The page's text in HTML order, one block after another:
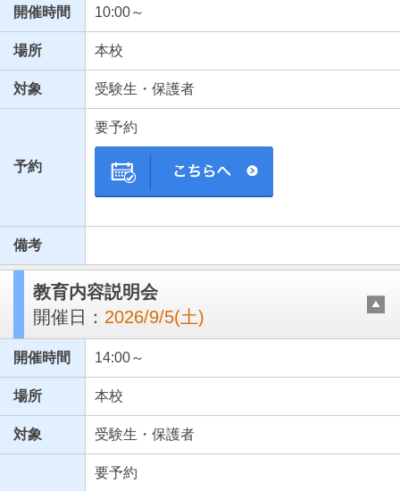
開催時間 10:00～
場所 本校
対象 受験生・保護者
予約
要予約
備考
教育内容説明会
開催日： 2026/9/5(土)
開催時間 14:00～
場所 本校
対象 受験生・保護者
要予約